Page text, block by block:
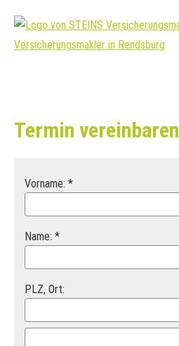
Termin ver­ein­baren
Vorname: *
Name: *
PLZ, Ort: